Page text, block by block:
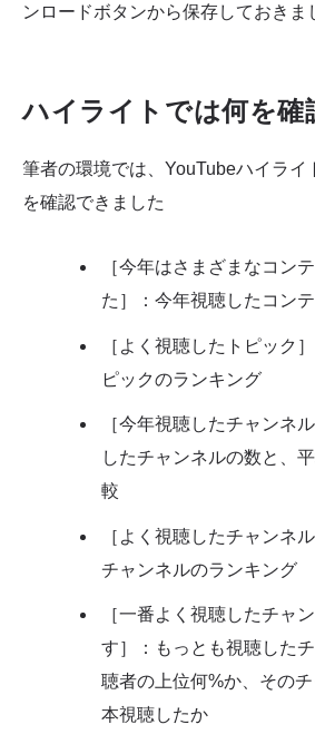
ンロードボタンから保存しておきま
ハイライトでは何を確
筆者の環境では、YouTubeハイライ
を確認できました
［今年はさまざまなコン
た］：今年視聴したコン
［よく視聴したトピック
ピックのランキング
［今年視聴したチャンネ
したチャンネルの数と、
較
［よく視聴したチャンネ
チャンネルのランキング
［一番よく視聴したチャ
す］：もっとも視聴した
聴者の上位何%か、その
本視聴したか